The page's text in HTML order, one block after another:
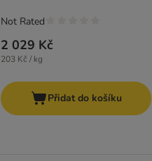
2 029 Kč
203 Kč / kg
Not Rated
Přidat do košíku